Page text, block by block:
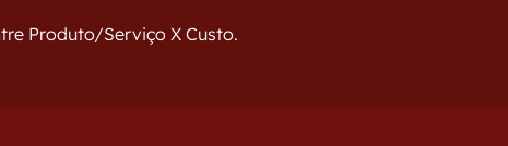
Produto/Serviço X Custo.